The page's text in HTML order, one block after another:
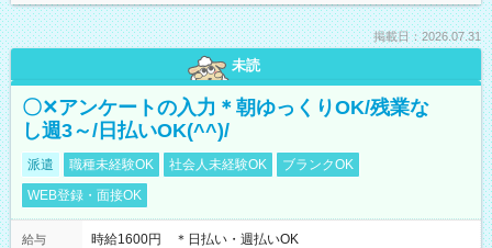
掲載日：2026.07.31
未読
〇✕アンケートの入力＊朝ゆっくりOK/残業な
し週3～/日払いOK(^^)/
派遣 職種未経験OK 社会人未経験OK
ブランクOK
WEB登録・面接OK
給与
時給1600円 ＊日払い・週払いOK